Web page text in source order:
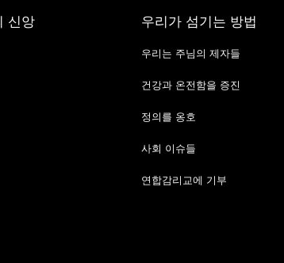
신앙 우리가 섬기는 방법
우리는 주님의 제자들
건강과 온전함을 증진
정의를 옹호
사회 이슈들
연합감리교에 기부